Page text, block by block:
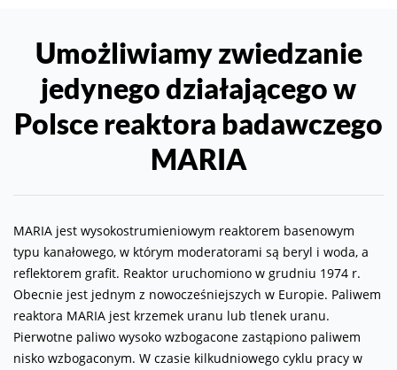
Umożliwiamy zwiedzanie
jedynego działającego w
Polsce reaktora badawczego
MARIA
MARIA jest wysokostrumieniowym reaktorem basenowym
typu kanałowego, w którym moderatorami są beryl i woda, a
reflektorem grafit. Reaktor uruchomiono w grudniu 1974 r.
Obecnie jest jednym z nowocześniejszych w Europie. Paliwem
reaktora MARIA jest krzemek uranu lub tlenek uranu.
Pierwotne paliwo wysoko wzbogacone zastąpiono paliwem
nisko wzbogaconym. W czasie kilkudniowego cyklu pracy w